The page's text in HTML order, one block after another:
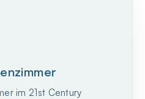
im 21st Century